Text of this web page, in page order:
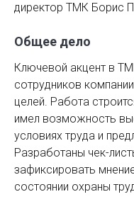
директор ТМК Борис
Общее дело
Ключевой акцент в
сотрудников
целей. Работа
имел возможность
условиях труда и
Разработаны чек-
зафиксировать
состоянии охраны